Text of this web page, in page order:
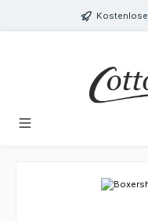
Zum Hauptinhalt springen
Bildergalerie überspringen